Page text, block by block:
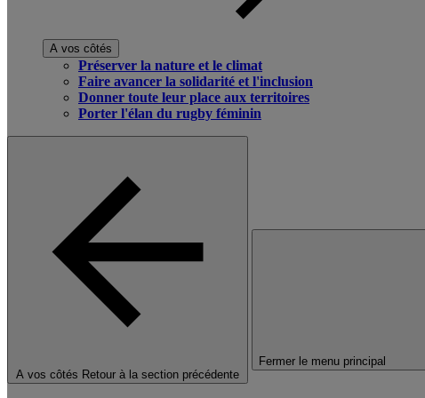
A vos côtés
Préserver la nature et le climat
Faire avancer la solidarité et l'inclusion
Donner toute leur place aux territoires
Porter l'élan du rugby féminin
A vos côtés Retour à la section précédente
Fermer le menu principal